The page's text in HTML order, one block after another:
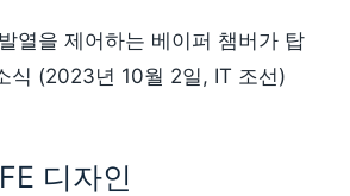
열을 제어하는 베이퍼 챔버가 탑
식 (2023년 10월 2일, IT 조선)
디자인